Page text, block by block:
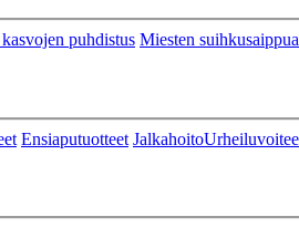
puhdistus Miesten
Ensiaputuotteet Jalkahoito